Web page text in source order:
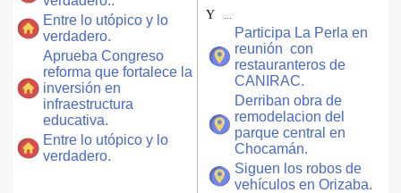
Entre lo utópico y lo
verdadero.
Aprueba Congreso
reforma que fortalece la
inversión en
infraestructura
educativa.
Entre lo utópico y lo
verdadero.
Y
Participa La Perla en
reunión con
restauranteros de
CANIRAC.
Derriban obra de
remodelacion del
parque central en
Chocamán.
Siguen los robos de
vehículos en Orizaba.